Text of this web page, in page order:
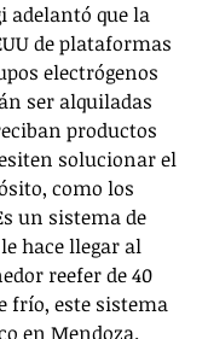
adelantó que la
de plataformas
electrógenos
ser alquiladas
productos
solucionar el
como los
un sistema de
hace llegar al
reefer de 40
frío, este sistema
en Mendoza.